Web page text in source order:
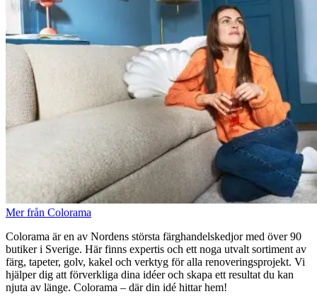
Mer från Colorama
Colorama är en av Nordens största färghandelskedjor med över 90
butiker i Sverige. Här finns expertis och ett noga utvalt sortiment av
färg, tapeter, golv, kakel och verktyg för alla renoveringsprojekt. Vi
hjälper dig att förverkliga dina idéer och skapa ett resultat du kan
njuta av länge. Colorama – där din idé hittar hem!